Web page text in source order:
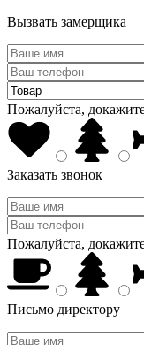
Вызвать замерщика
Пожалуйста,
Заказать звонок
Пожалуйста,
Письмо директору